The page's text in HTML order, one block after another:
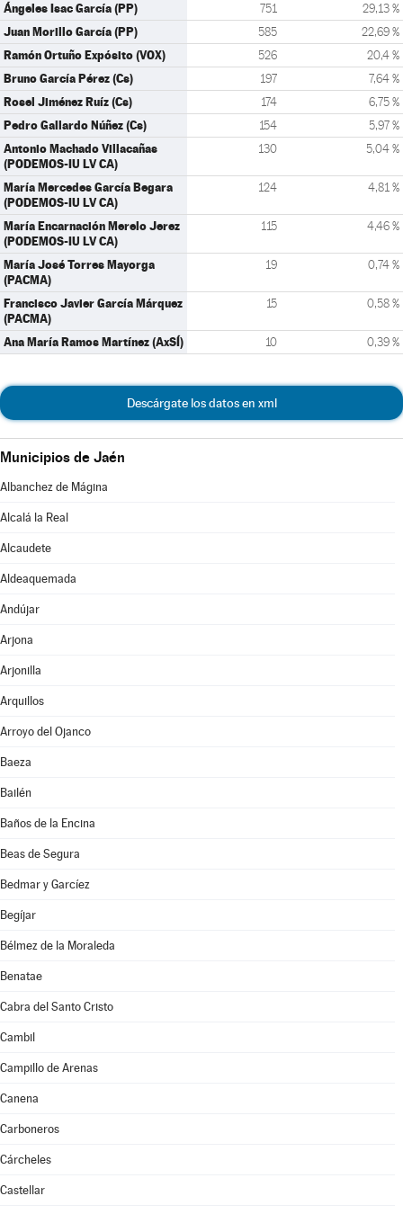
Ángeles Isac García (PP) 751 29,13 %
Juan Morillo García (PP) 585 22,69 %
Ramón Ortuño Expósito (VOX) 526 20,4 %
Bruno García Pérez (Cs) 197 7,64 %
Rosel Jiménez Ruíz (Cs) 174 6,75 %
Pedro Gallardo Núñez (Cs) 154 5,97 %
Antonio Machado Villacañas
(PODEMOS-IU LV CA)
130 5,04 %
María Mercedes García Begara
(PODEMOS-IU LV CA)
124 4,81 %
María Encarnación Merelo Jerez
(PODEMOS-IU LV CA)
115 4,46 %
María José Torres Mayorga
(PACMA)
19 0,74 %
Francisco Javier García Márquez
(PACMA)
15 0,58 %
Ana María Ramos Martínez (AxSÍ) 10 0,39 %
Descárgate los datos en xml
Municipios de Jaén
Albanchez de Mágina
Alcalá la Real
Alcaudete
Aldeaquemada
Andújar
Arjona
Arjonilla
Arquillos
Arroyo del Ojanco
Baeza
Bailén
Baños de la Encina
Beas de Segura
Bedmar y Garcíez
Begíjar
Bélmez de la Moraleda
Benatae
Cabra del Santo Cristo
Cambil
Campillo de Arenas
Canena
Carboneros
Cárcheles
Castellar